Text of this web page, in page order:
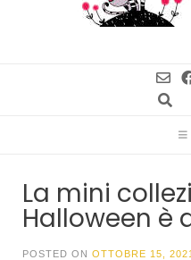
La mini
Halloween è
POSTED ON OTTOBRE 15, 2021